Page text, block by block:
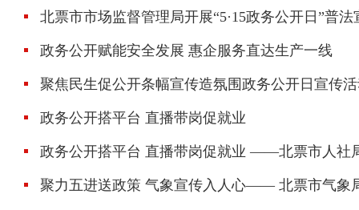
北票市市场监督管理局开展“5·15政务公开日”普法
政务公开赋能安全发展 惠企服务直达生产一线
聚焦民生促公开条幅宣传造氛围政务公开日宣传
政务公开搭平台 直播带岗促就业
政务公开搭平台 直播带岗促就业 ——北票市人社
聚力五进送政策 气象宣传入人心—— 北票市气象